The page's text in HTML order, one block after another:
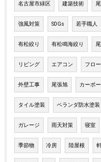
名古屋市緑区 建築技術
強風対策 SDGs 若手職人
有松絞り 有松鳴海絞り
リビング エアコン フロ
外壁工事 尾張旭 カーポ
タイル塗装 ベランダ防水塗装
ガレージ 雨天対策 寝室
季節物 冷房 陸屋根